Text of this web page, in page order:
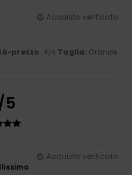
Acquisto verificato
prezzo: 4/5 Taglia: Grande
5
Acquisto verificato